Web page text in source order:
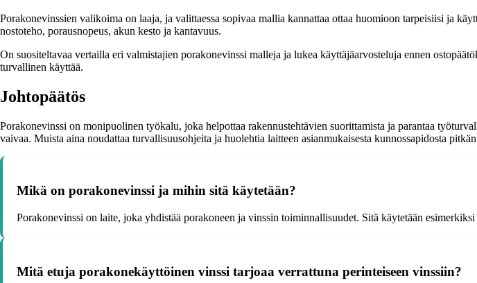
Porakonevinssien valikoima on laaja, ja valittaessa sopivaa mallia kannattaa ottaa huomioon tarpeisiisi ja
nostoteho, porausnopeus, akun kesto ja kantavuus.
On suositeltavaa vertailla eri valmistajien porakonevinssi malleja ja lukea käyttäjäarvosteluja ennen
turvallinen käyttää.
Johtopäätös
Porakonevinssi on monipuolinen työkalu, joka helpottaa rakennustehtävien suorittamista ja parantaa
vaivaa. Muista aina noudattaa turvallisuusohjeita ja huolehtia laitteen asianmukaisesta kunnossapidosta
Mikä on porakonevinssi ja mihin sitä käytetään?
Porakonevinssi on laite, joka yhdistää porakoneen ja vinssin toiminnallisuudet. Sitä käytetään
Mitä etuja porakonekäyttöinen vinssi tarjoaa verrattuna perinteiseen vinssiin?